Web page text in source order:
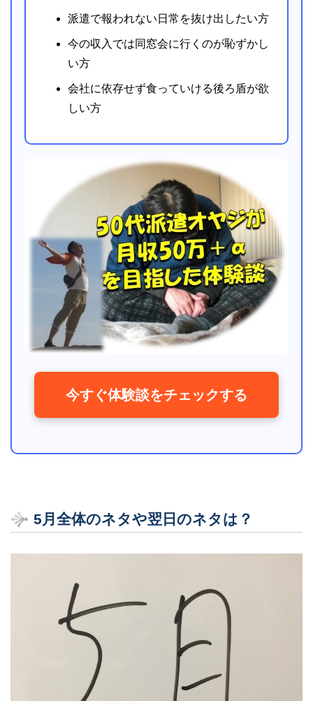
派遣で報われない日常を抜け出したい方
今の収入では同窓会に行くのが恥ずかし
い方
会社に依存せず食っていける後ろ盾が欲
しい方
今すぐ体験談をチェックする
5月全体のネタや翌日のネタは？